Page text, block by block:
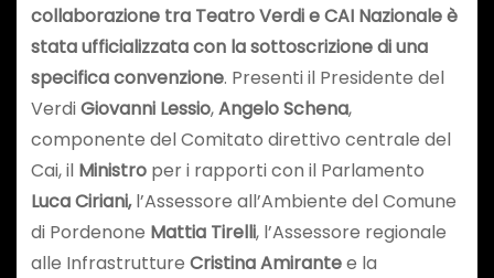
collaborazione tra Teatro Verdi e CAI Nazionale è
stata ufficializzata con la sottoscrizione di una
specifica convenzione. Presenti il Presidente del
VerdiGiovanni Lessio,Angelo Schena,
componente del Comitato direttivo centrale del
Cai, il Ministroper i rapporti con il Parlamento
Luca Ciriani,l’Assessore all’Ambiente del Comune
di Pordenone Mattia Tirelli, l’Assessore regionale
alle Infrastrutture Cristina Amirantee la